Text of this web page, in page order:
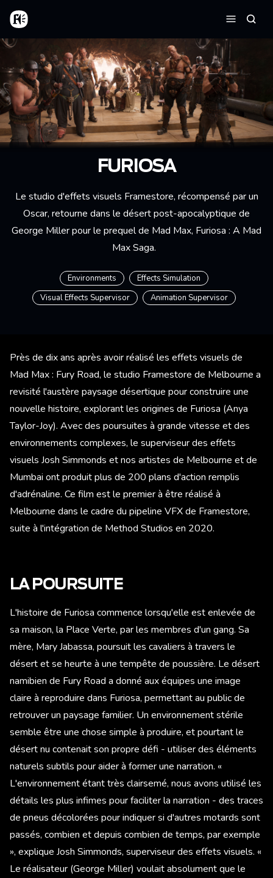
Aller au contenu principal
Accueil
Menu
FURIOSA
Le studio d'effets visuels Framestore, récompensé par un
Oscar, retourne dans le désert post-apocalyptique de
George Miller pour le prequel de Mad Max, Furiosa : A Mad
Max Saga.
Environments
Effects Simulation
Visual Effects Supervisor
Animation Supervisor
Près de dix ans après avoir réalisé les effets visuels de
Mad Max : Fury Road, le studio Framestore de Melbourne a
revisité l'austère paysage désertique pour construire une
nouvelle histoire, explorant les origines de Furiosa (Anya
Taylor-Joy). Avec des poursuites à grande vitesse et des
environnements complexes, le superviseur des effets
visuels Josh Simmonds et nos artistes de Melbourne et de
Mumbai ont produit plus de 200 plans d'action remplis
d'adrénaline. Ce film est le premier à être réalisé à
Melbourne dans le cadre du pipeline VFX de Framestore,
suite à l'intégration de Method Studios en 2020.
LA POURSUITE
L'histoire de Furiosa commence lorsqu'elle est enlevée de
sa maison, la Place Verte, par les membres d'un gang. Sa
mère, Mary Jabassa, poursuit les cavaliers à travers le
désert et se heurte à une tempête de poussière. Le désert
namibien de Fury Road a donné aux équipes une image
claire à reproduire dans Furiosa, permettant au public de
retrouver un paysage familier. Un environnement stérile
semble être une chose simple à produire, et pourtant le
désert nu contenait son propre défi - utiliser des éléments
naturels subtils pour aider à former une narration. «
L'environnement étant très clairsemé, nous avons utilisé les
détails les plus infimes pour faciliter la narration - des traces
de pneus décolorées pour indiquer si d'autres motards sont
passés, combien et depuis combien de temps, par exemple
», explique Josh Simmonds, superviseur des effets visuels. «
Le réalisateur (George Miller) voulait absolument que le